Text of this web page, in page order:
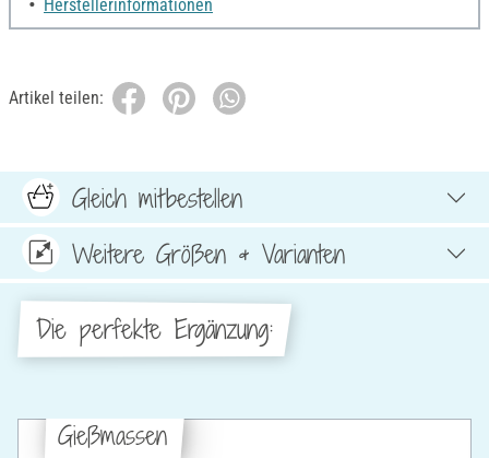
Herstellerinformationen
Artikel teilen:
Gleich mitbestellen
Weitere Größen & Varianten
Die perfekte Ergänzung:
Gießmassen